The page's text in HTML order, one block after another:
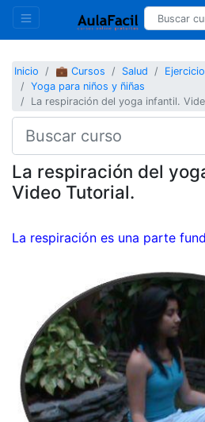
Inicio 💼 Cursos Salud
Ejercicio
Yoga para niños y ñiñas
La respiración del yoga infantil.
La respiración del
Video Tutorial.
La respiración es una parte